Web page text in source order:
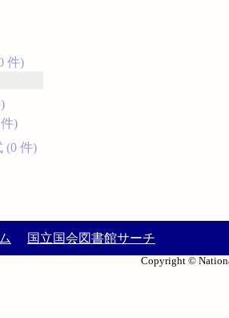
件)
)
(0 件)
国立国会図書館サーチ
Copyright ©